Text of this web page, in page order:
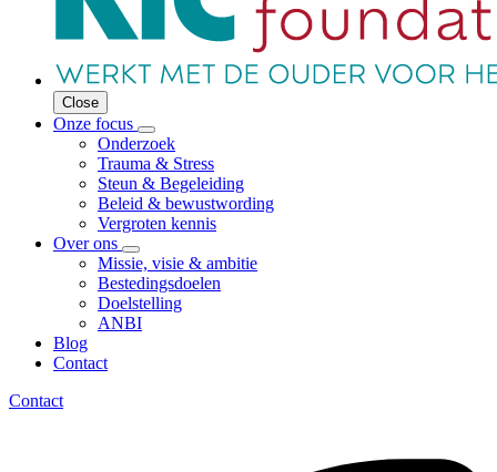
Close
Onze focus
Onderzoek
Trauma & Stress
Steun & Begeleiding
Beleid & bewustwording
Vergroten kennis
Over ons
Missie, visie & ambitie
Bestedingsdoelen
Doelstelling
ANBI
Blog
Contact
Contact